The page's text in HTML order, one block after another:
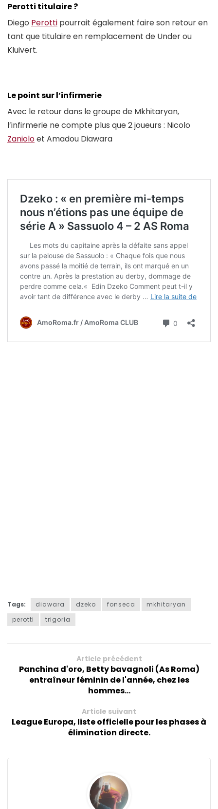
Perotti titulaire ?
Diego Perotti pourrait également faire son retour en
tant que titulaire en remplacement de Under ou
Kluivert.
Le point sur l’infirmerie
Avec le retour dans le groupe de Mkhitaryan,
l’infirmerie ne compte plus que 2 joueurs : Nicolo
Zanioloet Amadou Diawara
Tags: diawara dzeko fonseca
mkhitaryan
perotti
trigoria
Article précédent
Panchina d'oro, Betty bavagnoli (As Roma)
entraîneur féminin de l'année, chez les
hommes...
Article suivant
League Europa, liste officielle pour les phases à
élimination directe.